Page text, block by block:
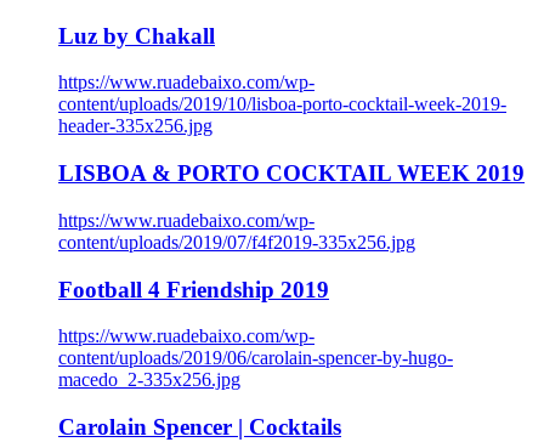
Luz by Chakall
https://www.ruadebaixo.com/wp-
content/uploads/2019/10/lisboa-porto-cocktail-week-2019-
header-335x256.jpg
LISBOA & PORTO COCKTAIL WEEK 2019
https://www.ruadebaixo.com/wp-
content/uploads/2019/07/f4f2019-335x256.jpg
Football 4 Friendship 2019
https://www.ruadebaixo.com/wp-
content/uploads/2019/06/carolain-spencer-by-hugo-
macedo_2-335x256.jpg
Carolain Spencer | Cocktails